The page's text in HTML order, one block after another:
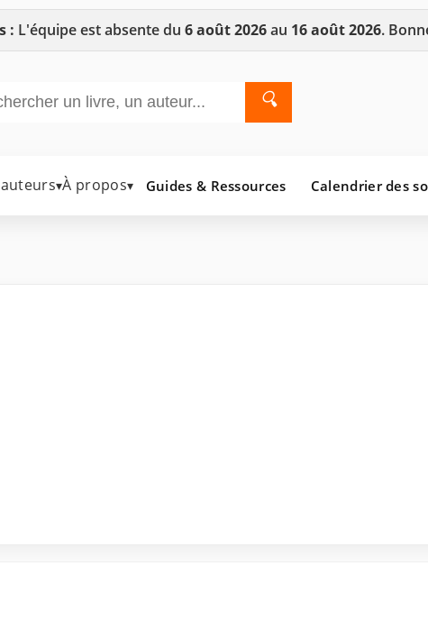
: L'équipe est absente du 6 août 2026au 16 août 2026.
🔍
▾À propos▾ Guides & Ressources Calendrier des